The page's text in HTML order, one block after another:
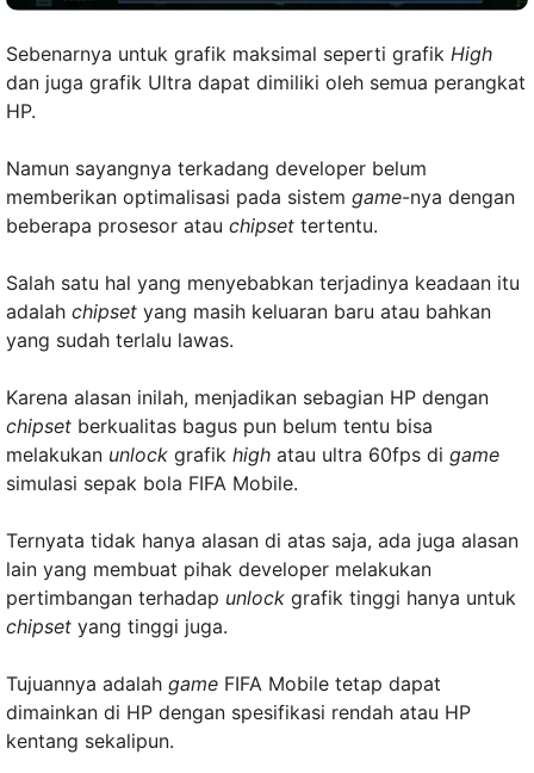
Sebenarnya untuk grafik maksimal seperti grafik High
dan juga grafik Ultra dapat dimiliki oleh semua perangkat
HP.
Namun sayangnya terkadang developer belum
memberikan optimalisasi pada sistem game-nya dengan
beberapa prosesor atau chipset tertentu.
Salah satu hal yang menyebabkan terjadinya keadaan itu
adalah chipset yang masih keluaran baru atau bahkan
yang sudah terlalu lawas.
Karena alasan inilah, menjadikan sebagian HP dengan
chipset berkualitas bagus pun belum tentu bisa
melakukan unlock grafik high atau ultra 60fps di game
simulasi sepak bola FIFA Mobile.
Ternyata tidak hanya alasan di atas saja, ada juga alasan
lain yang membuat pihak developer melakukan
pertimbangan terhadap unlock grafik tinggi hanya untuk
chipset yang tinggi juga.
Tujuannya adalah game FIFA Mobile tetap dapat
dimainkan di HP dengan spesifikasi rendah atau HP
kentang sekalipun.